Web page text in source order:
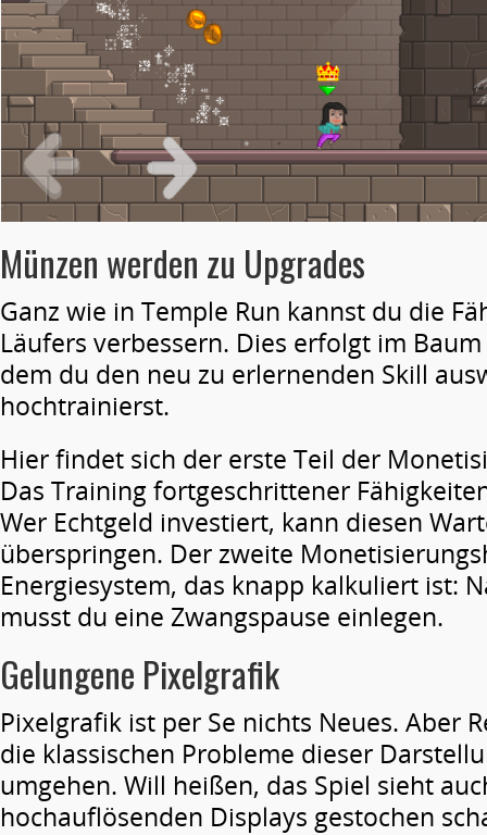
Münzen werden zu Upgrades
Ganz wie in Temple Run kannst du die
Läufers verbessern. Dies erfolgt im
dem du den neu zu erlernenden Skill
hochtrainierst.
Hier findet sich der erste Teil der
Das Training fortgeschrittener
Wer Echtgeld investiert, kann diesen
überspringen. Der zweite
Energiesystem, das knapp kalkuliert ist:
musst du eine Zwangspause einlegen.
Gelungene Pixelgrafik
Pixelgrafik ist per Se nichts Neues. Aber
die klassischen Probleme dieser
umgehen. Will heißen, das Spiel sieht
hochauflösenden Displays gestochen